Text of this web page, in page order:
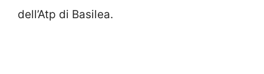
dell’Atp di Basilea.